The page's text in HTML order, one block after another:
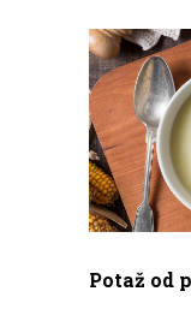
Potaž od